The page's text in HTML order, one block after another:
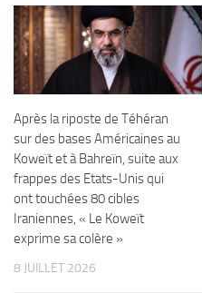
Après la riposte de Téhéran
sur des bases Américaines au
Koweït et à Bahreïn, suite aux
frappes des Etats-Unis qui
ont touchées 80 cibles
Iraniennes, « Le Koweït
exprime sa colère »
8 JUILLET 2026